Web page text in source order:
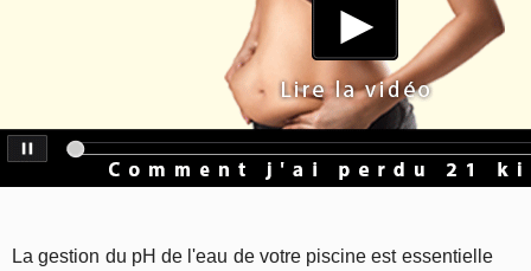
La gestion du pH de l'eau de votre piscine est essentielle